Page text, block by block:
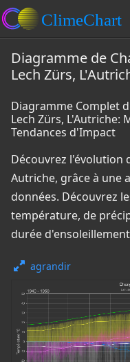
Diagramme de
Lech Zürs,
Diagramme Complet
Lech Zürs, L'Autriche:
Tendances d'Impact
Découvrez l'évolution
Autriche, grâce à une
données. Découvrez
température, de
durée
agrandir